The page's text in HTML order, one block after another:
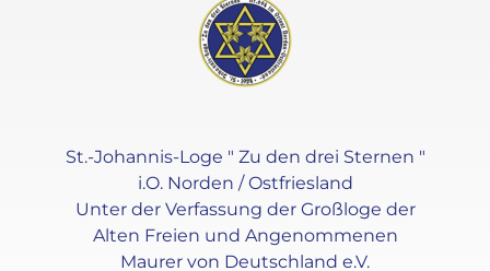
St.-Johannis-Loge " Zu den drei Sternen "
i.O. Norden / Ostfriesland
Unter der Verfassung der Großloge der
Alten Freien und Angenommenen
Maurer von Deutschland e.V.